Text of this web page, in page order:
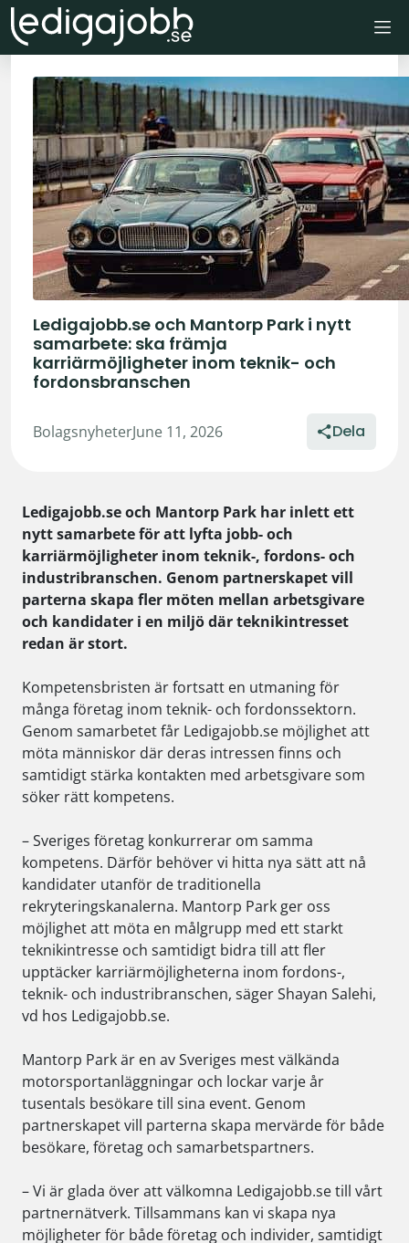
Ledigajobb.se och Mantorp Park i nytt
samarbete: ska främja
karriärmöjligheter inom teknik- och
fordonsbranschen
BolagsnyheterJune 11, 2026 Dela
Ledigajobb.se och Mantorp Park har inlett ett
nytt samarbete för att lyfta jobb- och
karriärmöjligheter inom teknik-, fordons- och
industribranschen. Genom partnerskapet vill
parterna skapa fler möten mellan arbetsgivare
och kandidater i en miljö där teknikintresset
redan är stort.
Kompetensbristen är fortsatt en utmaning för
många företag inom teknik- och fordonssektorn.
Genom samarbetet får Ledigajobb.se möjlighet att
möta människor där deras intressen finns och
samtidigt stärka kontakten med arbetsgivare som
söker rätt kompetens.
– Sveriges företag konkurrerar om samma
kompetens. Därför behöver vi hitta nya sätt att nå
kandidater utanför de traditionella
rekryteringskanalerna. Mantorp Park ger oss
möjlighet att möta en målgrupp med ett starkt
teknikintresse och samtidigt bidra till att fler
upptäcker karriärmöjligheterna inom fordons-,
teknik- och industribranschen, sägerShayan Salehi,
vd hos Ledigajobb.se.
Mantorp Park är en av Sveriges mest välkända
motorsportanläggningar och lockar varje år
tusentals besökare till sina event. Genom
partnerskapet vill parterna skapa mervärde för både
besökare, företag och samarbetspartners.
– Vi är glada över att välkomna Ledigajobb.se till vårt
partnernätverk. Tillsammans kan vi skapa nya
möjligheter för både företag och individer, samtidigt